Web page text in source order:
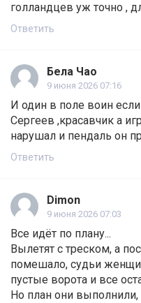
голландцев уж точно ,
Ответить
Бела Чао
9 июня 2026 07:16
И один в поле воин
Сергеев ,красавчик а
нарушал и пендаль он
Ответить
Dimon
9 июня 2026 07:03
Все идёт по плану...
Вылетят с треском, а
помешало, судьи
пустые ворота и все
Но план они